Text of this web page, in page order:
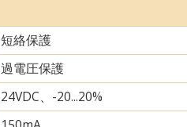
短絡保護
過電圧保護
24VDC、-20...20%